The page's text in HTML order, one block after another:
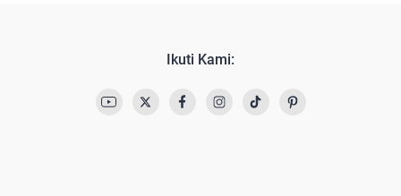
Ikuti Kami: